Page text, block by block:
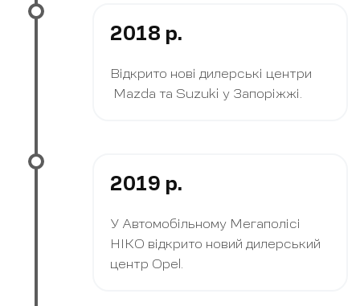
2018 р.
Відкрито нові дилерські центри
Mazda та Suzuki у Запоріжжі.
2019 р.
У Автомобільному Мегаполісі
НІКО відкрито новий дилерський
центр Opel.